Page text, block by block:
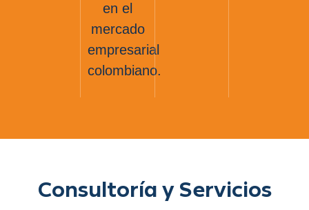
en el
mercado
empresarial
colombiano.
Consultoría y Servicios